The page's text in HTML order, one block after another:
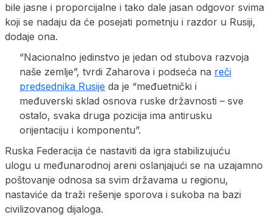
bile jasne i proporcijalne i tako dale jasan odgovor svima
koji se nadaju da će posejati pometnju i razdor u Rusiji,
dodaje ona.
“Nacionalno jedinstvo je jedan od stubova razvoja
naše zemlje”, tvrdi Zaharova i podseća na reči
predsednika Rusije da je “međuetnički i
međuverski sklad osnova ruske državnosti – sve
ostalo, svaka druga pozicija ima antirusku
orijentaciju i komponentu”.
Ruska Federacija će nastaviti da igra stabilizujuću
ulogu u međunarodnoj areni oslanjajući se na uzajamno
poštovanje odnosa sa svim državama u regionu,
nastaviće da traži rešenje sporova i sukoba na bazi
civilizovanog dijaloga.